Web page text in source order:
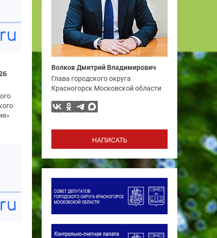
Волков Дмитрий Владимирович
Глава городского округа
Красногорск Московской области
НАПИСАТЬ